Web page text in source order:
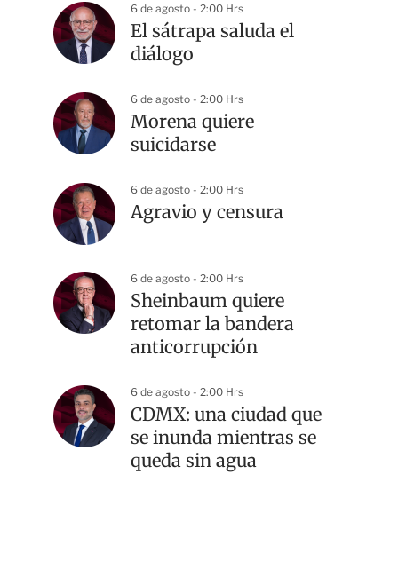
6 de agosto - 2:00 Hrs
El sátrapa saluda el
diálogo
6 de agosto - 2:00 Hrs
Morena quiere
suicidarse
6 de agosto - 2:00 Hrs
Agravio y censura
6 de agosto - 2:00 Hrs
Sheinbaum quiere
retomar la bandera
anticorrupción
6 de agosto - 2:00 Hrs
CDMX: una ciudad que
se inunda mientras se
queda sin agua